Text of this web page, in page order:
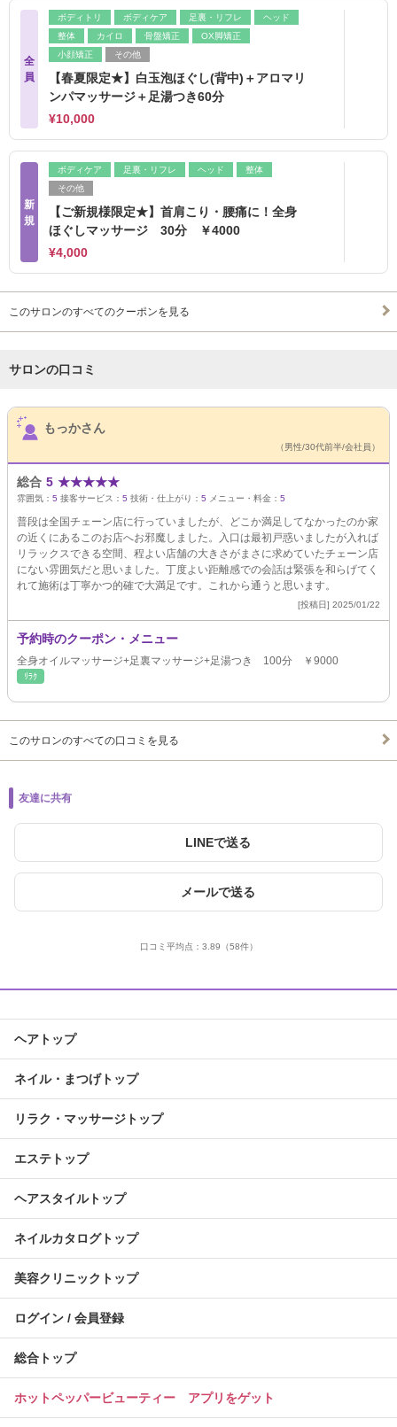
全
員
ボディトリ ボディケア 足裏・リフレ
ヘッド
整体
カイロ 骨盤矯正
OX脚矯正
小顔矯正
その他
【春夏限定★】白玉泡ほぐし(背中)＋アロマリ
ンパマッサージ＋足湯つき60分
¥10,000
新
規
ボディケア 足裏・リフレ ヘッド
整体
その他
【ご新規様限定★】首肩こり・腰痛に！全身
ほぐしマッサージ 30分 ￥4000
¥4,000
このサロンのすべてのクーポンを見る
サロンの口コミ
サロンPick Up
もっかさん
（男性/30代前半/会社員）
総合 5 ★★★★★
雰囲気： 5 接客サービス： 5 技術・仕上がり： 5 メニュー・料金： 5
普段は全国チェーン店に行っていましたが、どこか満足してなかったのか家
の近くにあるこのお店へお邪魔しました。入口は最初戸惑いましたが入れば
リラックスできる空間、程よい店舗の大きさがまさに求めていたチェーン店
にない雰囲気だと思いました。丁度よい距離感での会話は緊張を和らげてく
れて施術は丁寧かつ的確で大満足です。これから通うと思います。
[投稿日] 2025/01/22
予約時のクーポン・メニュー
全身オイルマッサージ+足裏マッサージ+足湯つき 100分 ￥9000
ﾘﾗｸ
このサロンのすべての口コミを見る
友達に共有
LINEで送る
メールで送る
口コミ平均点： 3.89 （58件）
ヘアトップ
ネイル・まつげトップ
リラク・マッサージトップ
エステトップ
ヘアスタイルトップ
ネイルカタログトップ
美容クリニックトップ
ログイン / 会員登録
総合トップ
ホットペッパービューティー アプリをゲット